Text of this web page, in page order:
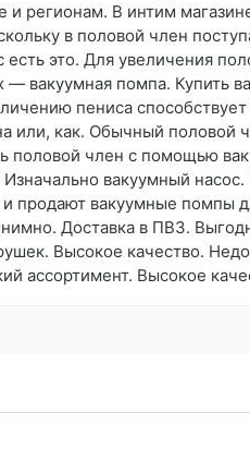
регионам. В интим
в половой член
это. Для увеличения
— вакуумная помпа.
пениса
как. Обычный половой
половой член с помощью
вакуумный
продают вакуумные помпы
Доставка в ПВЗ.
Высокое качество.
ассортимент. Высокое